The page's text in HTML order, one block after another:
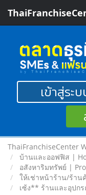
เข้าสู่ระ
ThaiFranchiseCenter
บ้านและออฟฟิส |
อสังหาริมทรัพย์ |
ให้เช่าหน้าร้าน/ร้าน
เซ้ง** ร้านและอุปก